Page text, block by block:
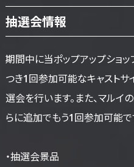
抽選会情報
期間中に当ポップアップショ
つき1回参加可能なキャストサ
選会を行います。また、マル
らに追加でもう1回参加可能で
・抽選会景品